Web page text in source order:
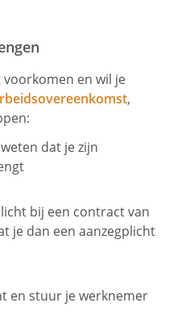
en wil je
,
dat je zijn
bij een contract van
je dan een aanzegplicht
en stuur je werknemer